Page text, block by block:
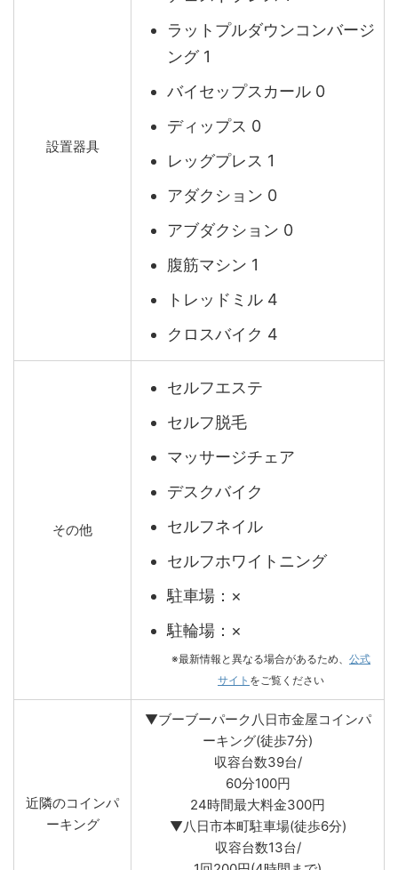
設置器具
ラットプルダウンコンバージ
ング 1
バイセップスカール 0
ディップス 0
レッグプレス 1
アダクション 0
アブダクション 0
腹筋マシン 1
トレッドミル 4
クロスバイク 4
その他
セルフエステ
セルフ脱毛
マッサージチェア
デスクバイク
セルフネイル
セルフホワイトニング
駐車場：×
駐輪場：×
※最新情報と異なる場合があるため、 公式
サイト をご覧ください
近隣のコインパ
ーキング
▼ブーブーパーク八日市金屋コインパ
ーキング(徒歩7分)
収容台数39台/
60分100円
24時間最大料金300円
▼八日市本町駐車場(徒歩6分)
収容台数13台/